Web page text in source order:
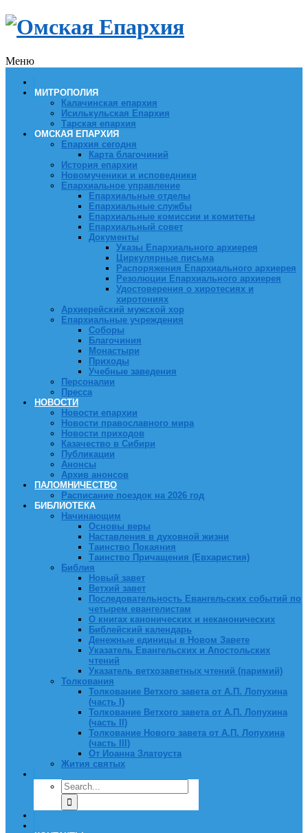
Меню
МИТРОПОЛИЯ
Калачинская епархия
Исилькульская Епархия
Тарская епархия
ОМСКАЯ ЕПАРХИЯ
Епархия сегодня
Карта благочиний
История епархии
Новомученики и исповедники
Епархиальное управление
Епархиальные отделы
Епархиальные службы
Епархиальные комиссии и комитеты
Епархиальный совет
Документы
Указы Епархиального архиерея
Циркулярные письма
Распоряжения Епархиального архиерея
Резолюции Епархиального архиерея
Удостоверения о хиротесиях и
хиротониях
Архиерейский мужской хор
Епархиальные учреждения
Соборы
Благочиния
Монастыри
Приходы
Учебные заведения
Персоналии
Пресса
НОВОСТИ
Новости епархии
Новости православного мира
Новости приходов
Казачество в Сибири
Публикации
Анонсы
Архив анонсов
ПАЛОМНИЧЕСТВО
Расписание поездок на 2026 год
БИБЛИОТЕКА
Начинающим
Основы веры
Наставления в духовной жизни
Таинство Покаяния
Таинство Причащения (Евхаристия)
Библия
Новый завет
Ветхий завет
Последовательность Евангельских событий по
четырем евангелистам
О книгах канонических и неканонических
Библейский календарь
Денежные единицы в Новом Завете
Указатель Евангельских и Апостольских
чтений
Указатель ветхозаветных чтений (паримий)
Толкования
Толкование Ветхого завета от А.П. Лопухина
(часть I)
Толкование Ветхого завета от А.П. Лопухина
(часть II)
Толкование Нового завета от А.П. Лопухина
(часть III)
От Иоанна Златоуста
Жития святых